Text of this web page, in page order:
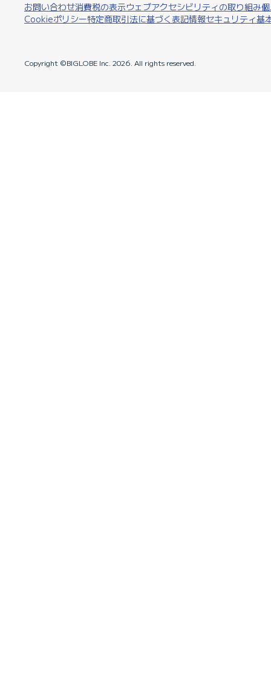
お問い合わせ消費税の表示ウェブアクセシビリティの取り組み
Cookieポリシー特定商取引法に基づく表記情報セキュリティ基
Copyright ©BIGLOBE Inc. 2026. All rights reserved.